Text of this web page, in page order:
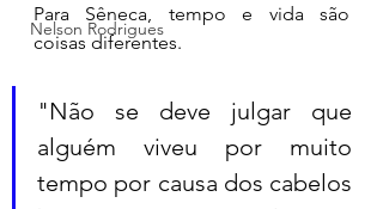
Nelson Rodrigues
Para Sêneca, tempo e vida são
coisas diferentes.
"Não se deve julgar que
alguém viveu por muito
tempo por causa dos cabelos